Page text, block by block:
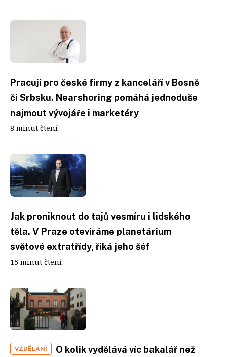
Pracují pro české firmy z kanceláří v Bosně
či Srbsku. Nearshoring pomáhá jednoduše
najmout vývojáře i marketéry
8 minut čtení
Jak proniknout do tajů vesmíru i lidského
těla. V Praze otevíráme planetárium
světové extratřídy, říká jeho šéf
15 minut čtení
VZDĚLÁNÍ
O kolik vydělává víc bakalář než